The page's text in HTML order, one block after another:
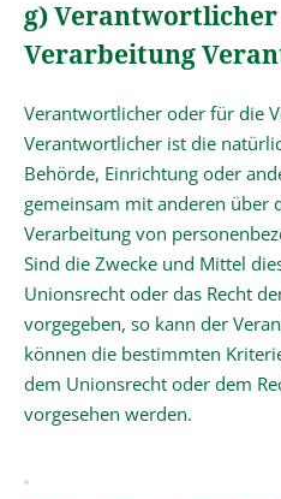
g)
Verarbeitung
Verantwortlicher oder für die
Verantwortlicher ist die
Behörde, Einrichtung oder
gemeinsam mit anderen über
Verarbeitung von
Sind die Zwecke und Mittel
Unionsrecht oder das Recht
vorgegeben, so kann der
können die bestimmten
dem Unionsrecht oder dem
vorgesehen werden.